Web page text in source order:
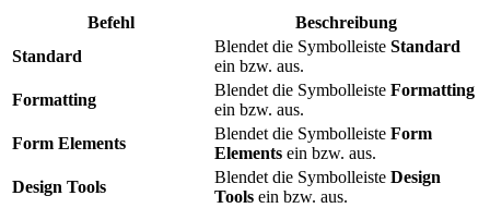
Befehl
Beschreibung
Standard
Blendet die Symbolleiste Standard
ein bzw. aus.
Formatting
Blendet die Symbolleiste Formatting
ein bzw. aus.
Form Elements
Blendet die Symbolleiste Form
Elements ein bzw. aus.
Design Tools
Blendet die Symbolleiste Design
Tools ein bzw. aus.